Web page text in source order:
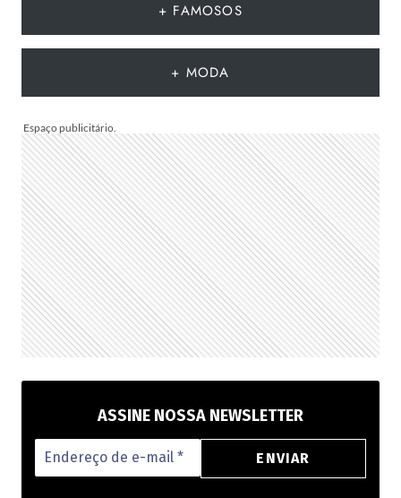
QUE
MUDA
+ FAMOSOS
+ MODA
ASSINE NOSSA NEWSLETTER